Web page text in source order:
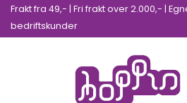
Hopp til innhold
Frakt fra 49,- | Fri frakt over 2.000,- |
bedriftskunder